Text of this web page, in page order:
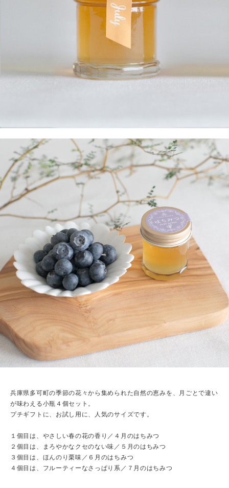
兵庫県多可町の季節の花々から集められた自然の恵みを、月ごとで違い
が味わえる小瓶４個セット。
プチギフトに、お試し用に、人気のサイズです。
１個目は、やさしい春の花の香り／４月のはちみつ
２個目は、まろやかなクセのない味／５月のはちみつ
３個目は、ほんのり栗味／６月のはちみつ
４個目は、フルーティーなさっぱり系／７月のはちみつ